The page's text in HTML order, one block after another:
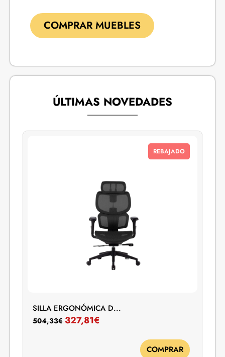
COMPRAR MUEBLES
ÚLTIMAS NOVEDADES
REBAJADO
SILLA ERGONÓMICA D...
504,33€ 327,81€
COMPRAR